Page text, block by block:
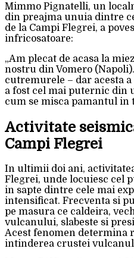
Mimmo Pignatelli, un
din preajma unuia dintre
de la Campi Flegrei, a
infricosatoare:
„Am plecat de acasa la
nostru din Vomero
cutremurele – dar acesta
a fost cel mai puternic din
cum se misca pamantul in
Activitate
Campi Flegrei
In ultimii doi ani,
Flegrei, unde locuiesc cel
in sapte dintre cele mai
intensificat. Frecventa si
pe masura ce caldeira,
vulcanului, slabeste si
Acest fenomen determina
intinderea crustei